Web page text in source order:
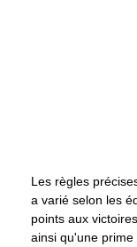
Les règles
a varié selon les
points aux
ainsi qu'une